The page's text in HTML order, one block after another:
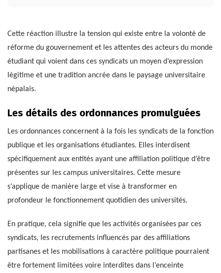
Cette réaction illustre la tension qui existe entre la volonté de
réforme du gouvernement et les attentes des acteurs du monde
étudiant qui voient dans ces syndicats un moyen d’expression
légitime et une tradition ancrée dans le paysage universitaire
népalais.
Les détails des ordonnances promulguées
Les ordonnances concernent à la fois les syndicats de la fonction
publique et les organisations étudiantes. Elles interdisent
spécifiquement aux entités ayant une affiliation politique d’être
présentes sur les campus universitaires. Cette mesure
s’applique de manière large et vise à transformer en
profondeur le fonctionnement quotidien des universités.
En pratique, cela signifie que les activités organisées par ces
syndicats, les recrutements influencés par des affiliations
partisanes et les mobilisations à caractère politique pourraient
être fortement limitées voire interdites dans l’enceinte